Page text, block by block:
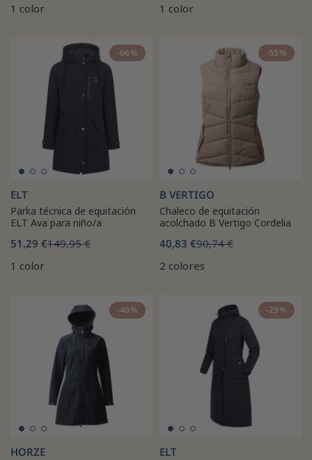
1 color
1 color
-66%
ELT
Parka técnica de equitación
ELT Ava para niño/a
51,29 €149,95 €
1 color
-55%
B VERTIGO
Chaleco de equitación
acolchado B Vertigo Cordelia
40,83 €90,74 €
2 colores
-40%
HORZE
-29%
ELT